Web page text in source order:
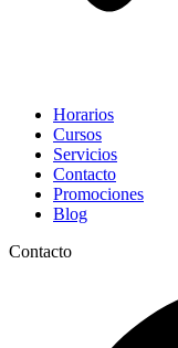
Horarios
Cursos
Servicios
Contacto
Promociones
Blog
Contacto